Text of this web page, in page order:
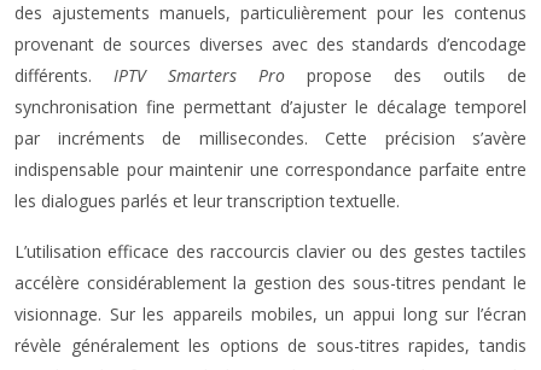
des ajustements manuels, particulièrement pour les contenus
provenant de sources diverses avec des standards d’encodage
différents. IPTV Smarters Pro propose des outils de
synchronisation fine permettant d’ajuster le décalage temporel
par incréments de millisecondes. Cette précision s’avère
indispensable pour maintenir une correspondance parfaite entre
les dialogues parlés et leur transcription textuelle.
L’utilisation efficace des raccourcis clavier ou des gestes tactiles
accélère considérablement la gestion des sous-titres pendant le
visionnage. Sur les appareils mobiles, un appui long sur l’écran
révèle généralement les options de sous-titres rapides, tandis